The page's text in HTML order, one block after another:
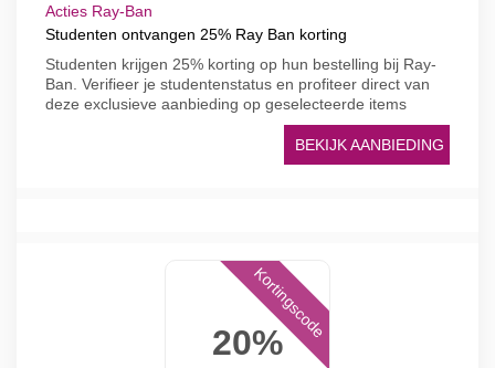
Acties Ray-Ban
Studenten ontvangen 25% Ray Ban korting
Studenten krijgen 25% korting op hun bestelling bij Ray-
Ban. Verifieer je studentenstatus en profiteer direct van
deze exclusieve aanbieding op geselecteerde items
BEKIJK AANBIEDING
20%
Kortingscode